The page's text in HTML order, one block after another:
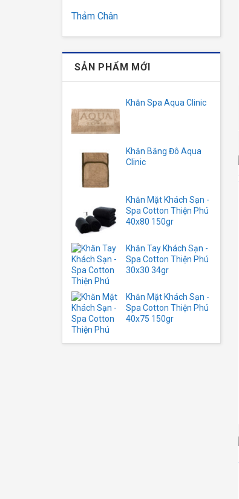
Thảm Chân
SẢN PHẨM MỚI
Khăn Spa Aqua Clinic
Khăn Băng Đô Aqua
Clinic
Khăn Mặt Khách Sạn -
Spa Cotton Thiện Phú
40x80 150gr
Khăn Tay Khách Sạn -
Spa Cotton Thiện Phú
30x30 34gr
Khăn Mặt Khách Sạn -
Spa Cotton Thiện Phú
40x75 150gr